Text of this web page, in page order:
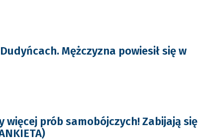
Mężczyzna powiesił się w
więcej prób samobójczych! Zabijają się